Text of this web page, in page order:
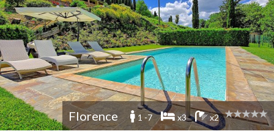
Florence 1 -7 x3 x2